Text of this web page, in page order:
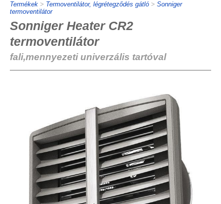
Termékek > Termoventilátor, légrétegződés gátló > Sonniger
termoventilátor
Sonniger Heater CR2
termoventilátor
fali,mennyezeti univerzális tartóval